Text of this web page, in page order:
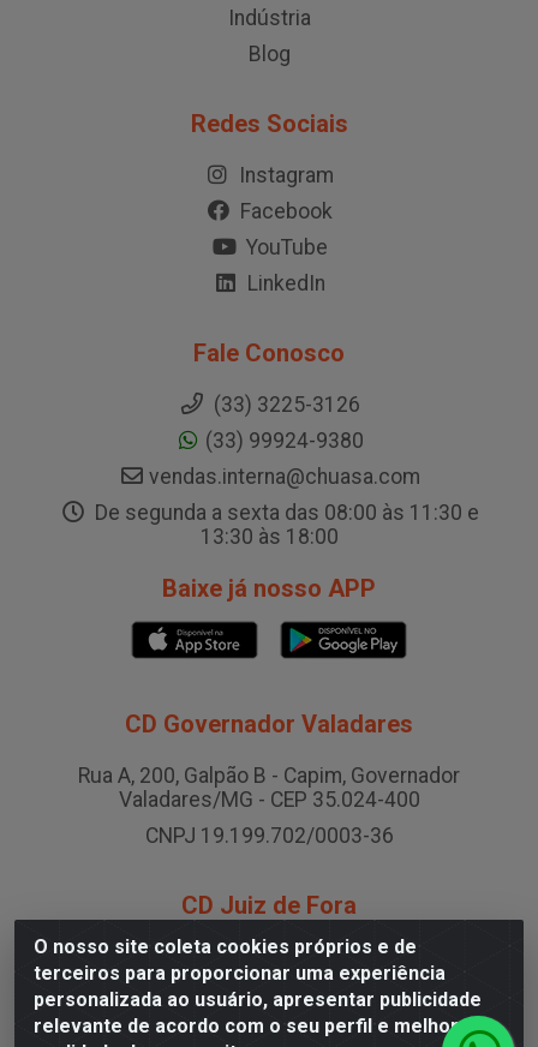
O nosso site coleta cookies próprios e de
terceiros para proporcionar uma experiência
personalizada ao usuário, apresentar publicidade
relevante de acordo com o seu perfil e melhorar a
Indústria
Blog
Redes Sociais
Instagram
Facebook
YouTube
LinkedIn
Fale Conosco
(33) 3225-3126
(33) 99924-9380
vendas.interna@chuasa.com
De segunda a sexta das 08:00 às 11:30 e
13:30 às 18:00
Baixe já nosso APP
CD Governador Valadares
Rua A, 200, Galpão B - Capim, Governador
Valadares/MG - CEP 35.024-400
CNPJ 19.199.702/0003-36
CD Juiz de Fora
Rodovia BR-040 , Nº 0, Área B2 Condominio Brasil
LOG - São Pedro, Juiz de Fora/MG
CNPJ 19.199.702/0005-06